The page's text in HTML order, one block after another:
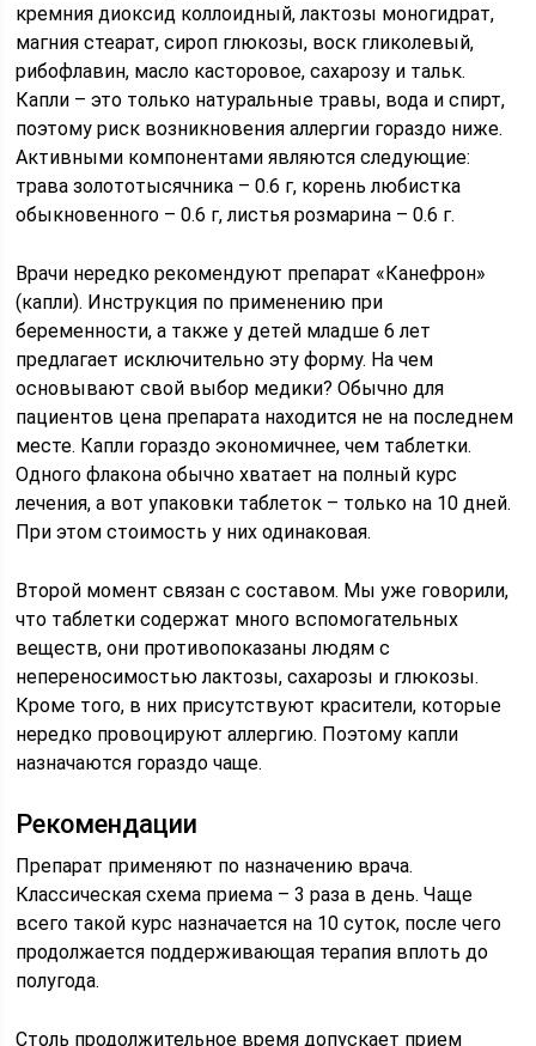
кремния диоксид коллоидный, лактозы моногидрат,
магния стеарат, сироп глюкозы, воск гликолевый,
рибофлавин, масло касторовое, сахарозу и тальк.
Капли – это только натуральные травы, вода и спирт,
поэтому риск возникновения аллергии гораздо ниже.
Активными компонентами являются следующие:
трава золототысячника – 0.6 г, корень любистка
обыкновенного – 0.6 г, листья розмарина – 0.6 г.
Врачи нередко рекомендуют препарат «Канефрон»
(капли). Инструкция по применению при
беременности, а также у детей младше 6 лет
предлагает исключительно эту форму. На чем
основывают свой выбор медики? Обычно для
пациентов цена препарата находится не на последнем
месте. Капли гораздо экономичнее, чем таблетки.
Одного флакона обычно хватает на полный курс
лечения, а вот упаковки таблеток – только на 10 дней.
При этом стоимость у них одинаковая.
Второй момент связан с составом. Мы уже говорили,
что таблетки содержат много вспомогательных
веществ, они противопоказаны людям с
непереносимостью лактозы, сахарозы и глюкозы.
Кроме того, в них присутствуют красители, которые
нередко провоцируют аллергию. Поэтому капли
назначаются гораздо чаще.
Рекомендации
Препарат применяют по назначению врача.
Классическая схема приема – 3 раза в день. Чаще
всего такой курс назначается на 10 суток, после чего
продолжается поддерживающая терапия вплоть до
полугода.
Столь продолжительное время допускает прием